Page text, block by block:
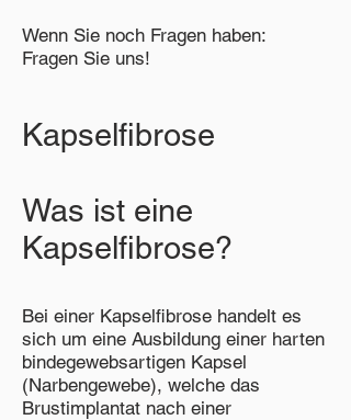
Wenn Sie noch Fragen haben:
Fragen Sie uns!
Kapselfibrose
Was ist eine
Kapselfibrose?
Bei einer Kapselfibrose handelt es
sich um eine Ausbildung einer harten
bindegewebsartigen Kapsel
(Narbengewebe), welche das
Brustimplantat nach einer